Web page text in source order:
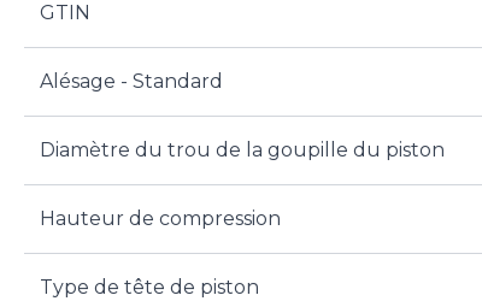
GTIN
Alésage - Standard
Diamètre du trou de la goupille du piston
Hauteur de compression
Type de tête de piston